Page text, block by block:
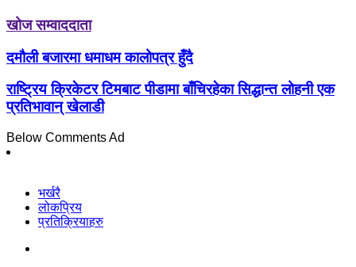
खोज सम्वाददाता
दमौली बजारमा धमाधम कालोपत्र हुँदै
राष्ट्रिय क्रिकेटर टिमबाट पीडामा बाँचिरहेका सिद्धान्त लोहनी एक
प्रतिभावान् खेलाडी
Below Comments Ad
भर्खरै
लोकप्रिय
प्रतिक्रियाहरु